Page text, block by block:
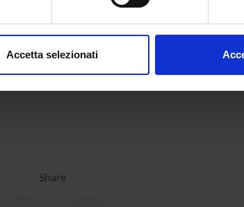
dalla Dichiarazione sui cookie.
Accetta selezionati
Share